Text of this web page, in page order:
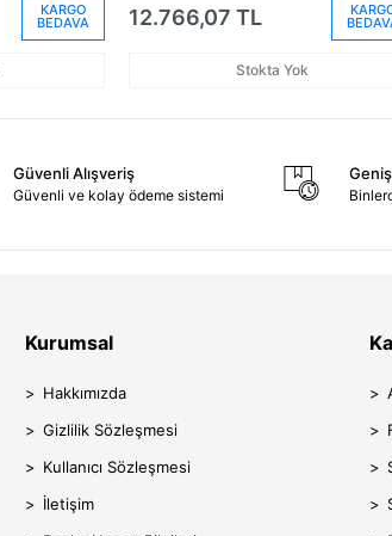
KARGO
BEDAVA 12.766,07 TL
Stokta Yok
Güvenli Alışveriş
Güvenli ve kolay ödeme sistemi
Kurumsal
Hakkımızda
Gizlilik Sözleşmesi
Kullanıcı Sözleşmesi
İletişim